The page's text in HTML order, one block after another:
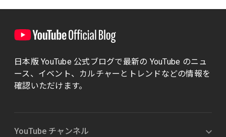
日本版 YouTube 公式ブログで最新の YouTube のニュ
ース、イベント、カルチャーとトレンドなどの情報を
確認いただけます。
YouTube チャンネル